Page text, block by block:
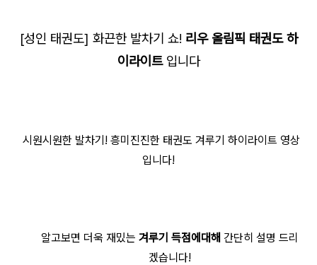
[성인 태권도] 화끈한 발차기 쇼! 리우 올림픽 태권도 하
이라이트 입니다
시원시원한 발차기! 흥미진진한 태권도 겨루기 하이라이트 영상
입니다!
알고보면 더욱 재밌는 겨루기 득점에대해 간단히 설명 드리
겠습니다!